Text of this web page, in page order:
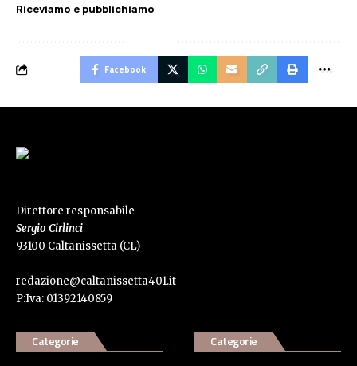
Riceviamo e pubblichiamo
Facebook
Direttore responsabile
Sergio Cirlinci
93100 Caltanissetta (CL)
redazione@caltanissetta401.it
P:Iva: 01392140859
Categorie Categorie